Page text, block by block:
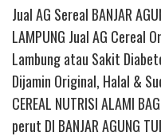
Jual AG Sereal BANJAR
LAMPUNG Jual AG Cereal
Lambung atau Sakit
Dijamin Original, Halal &
CEREAL NUTRISI ALAMI
perut DI BANJAR AGUNG